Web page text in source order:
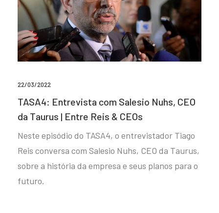
22/03/2022
TASA4: Entrevista com Salesio Nuhs, CEO
da Taurus | Entre Reis & CEOs
Neste episódio do TASA4, o entrevistador Tiago
Reis conversa com Salesio Nuhs, CEO da Taurus,
sobre a história da empresa e seus planos para o
futuro.